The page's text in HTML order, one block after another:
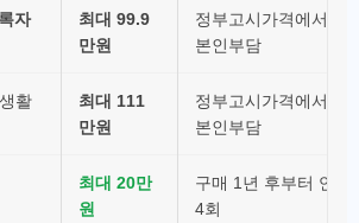
자
최대 99.9
만원
정부고시가격에서 차
본인부담
활
최대 111
만원
정부고시가격에서 차
본인부담
최대 20만
원
구매 1년 후부터 연 1
4회